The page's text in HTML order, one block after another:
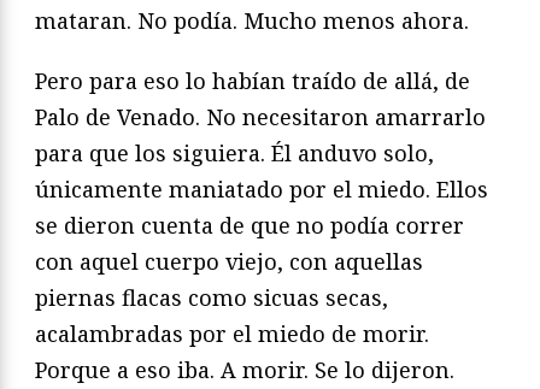
mataran. No podía. Mucho menos ahora.
Pero para eso lo habían traído de allá, de
Palo de Venado. No necesitaron amarrarlo
para que los siguiera. Él anduvo solo,
únicamente maniatado por el miedo. Ellos
se dieron cuenta de que no podía correr
con aquel cuerpo viejo, con aquellas
piernas flacas como sicuas secas,
acalambradas por el miedo de morir.
Porque a eso iba. A morir. Se lo dijeron.